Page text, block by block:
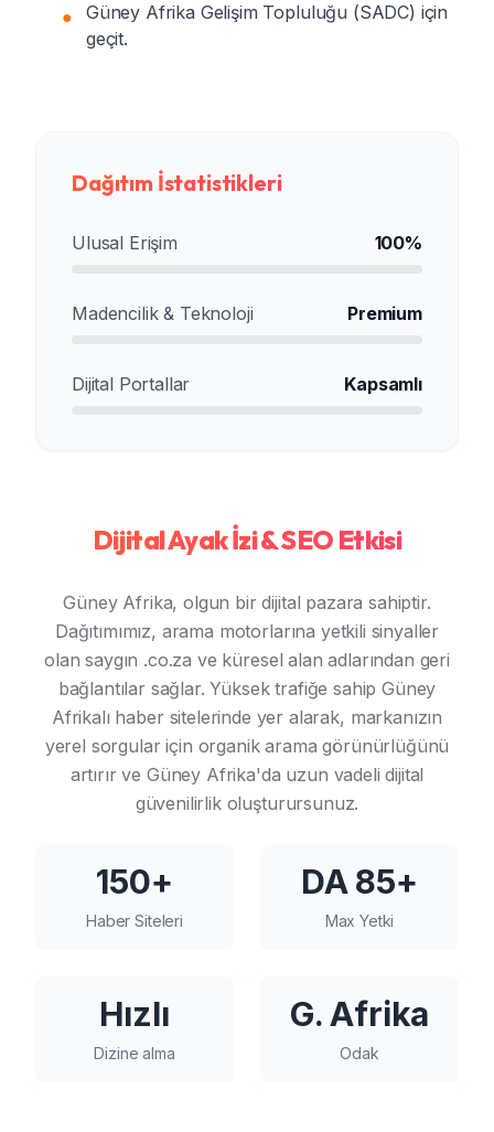
●
Güney Afrika Gelişim Topluluğu (SADC) için
geçit.
Dağıtım İstatistikleri
Ulusal Erişim 100%
Madencilik & Teknoloji Premium
Dijital Portallar Kapsamlı
Dijital Ayak İzi & SEO Etkisi
Güney Afrika, olgun bir dijital pazara sahiptir.
Dağıtımımız, arama motorlarına yetkili sinyaller
olan saygın .co.za ve küresel alan adlarından geri
bağlantılar sağlar. Yüksek trafiğe sahip Güney
Afrikalı haber sitelerinde yer alarak, markanızın
yerel sorgular için organik arama görünürlüğünü
artırır ve Güney Afrika'da uzun vadeli dijital
güvenilirlik oluşturursunuz.
150+
Haber Siteleri
DA 85+
Max Yetki
Hızlı
Dizine alma
G. Afrika
Odak